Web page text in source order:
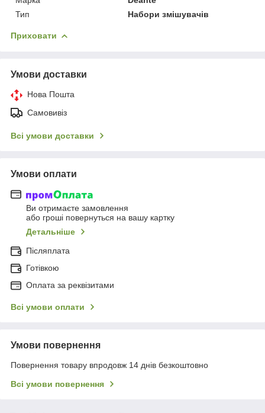
Тип
Набори змішувачів
Приховати
Умови доставки
Нова Пошта
Самовивіз
Всі умови доставки
Умови оплати
Ви отримаєте замовлення
або гроші повернуться на вашу картку
Детальніше
Післяплата
Готівкою
Оплата за реквізитами
Всі умови оплати
Умови повернення
Повернення товару впродовж 14 днів безкоштовно
Всі умови повернення